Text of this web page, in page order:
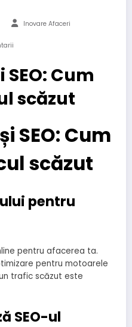
Inovare Afaceri
Cum
scăzut
SEO: Cum
scăzut
pentru
pentru afacerea ta.
pentru motoarele
trafic scăzut este
SEO-ul